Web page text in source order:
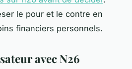
le pour et le contre en
financiers personnels.
avec N26